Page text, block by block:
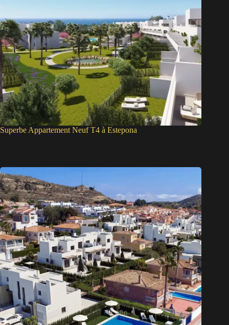
Superbe Appartement Neuf T4 à Estepona